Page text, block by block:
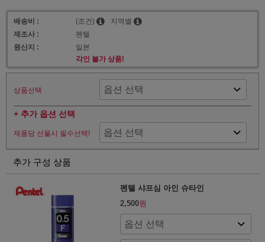
배송비 : (조건)
지역별
제조사 :
펜텔
원산지 :
일본
각인 불가 상품!
상품선택
+ 추가 옵션 선택
제품당 선물시 필수선택!
추가 구성 상품
펜텔 샤프심 아인 슈타인
2,500원